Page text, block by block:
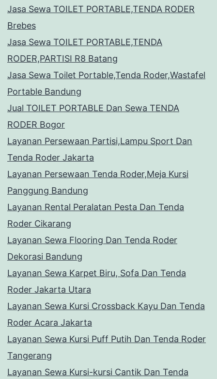
Jasa Sewa TOILET PORTABLE,TENDA RODER
Brebes
Jasa Sewa TOILET PORTABLE,TENDA
RODER,PARTISI R8 Batang
Jasa Sewa Toilet Portable,Tenda Roder,Wastafel
Portable Bandung
Jual TOILET PORTABLE Dan Sewa TENDA
RODER Bogor
Layanan Persewaan Partisi,Lampu Sport Dan
Tenda Roder Jakarta
Layanan Persewaan Tenda Roder,Meja Kursi
Panggung Bandung
Layanan Rental Peralatan Pesta Dan Tenda
Roder Cikarang
Layanan Sewa Flooring Dan Tenda Roder
Dekorasi Bandung
Layanan Sewa Karpet Biru, Sofa Dan Tenda
Roder Jakarta Utara
Layanan Sewa Kursi Crossback Kayu Dan Tenda
Roder Acara Jakarta
Layanan Sewa Kursi Puff Putih Dan Tenda Roder
Tangerang
Layanan Sewa Kursi-kursi Cantik Dan Tenda